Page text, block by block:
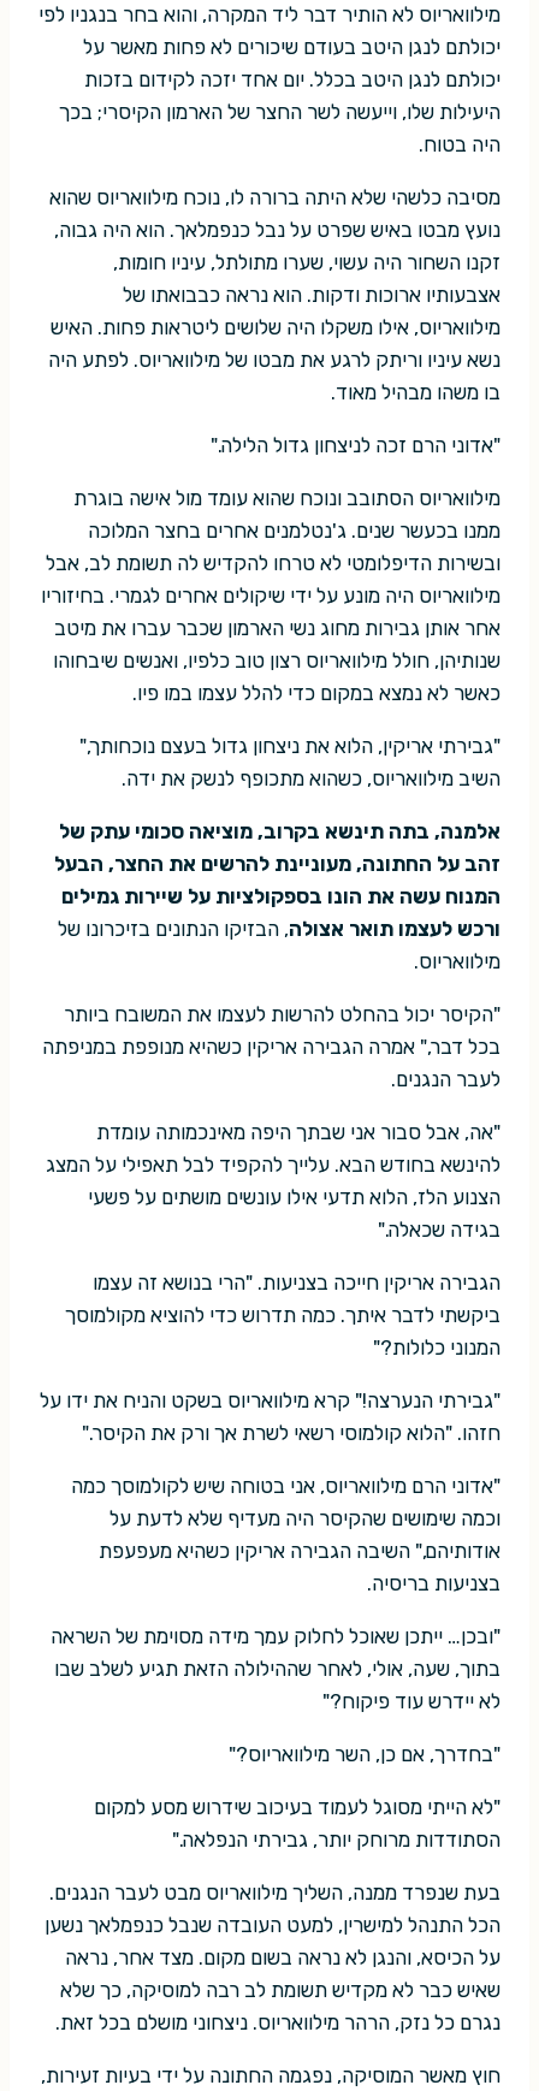
מילוואריוס לא הותיר דבר ליד המקרה, והוא בחר בנגניו לפי
יכולתם לנגן היטב בעודם שיכורים לא פחות מאשר על
יכולתם לנגן היטב בכלל. יום אחד יזכה לקידום בזכות
היעילות שלו, וייעשה לשר החצר של הארמון הקיסרי; בכך
היה בטוח.
מסיבה כלשהי שלא היתה ברורה לו, נוכח מילוואריוס שהוא
נועץ מבטו באיש שפרט על נבל כנפמלאך. הוא היה גבוה,
זקנו השחור היה עשוי, שערו מתולתל, עיניו חומות,
אצבעותיו ארוכות ודקות. הוא נראה כבבואתו של
מילוואריוס, אילו משקלו היה שלושים ליטראות פחות. האיש
נשא עיניו וריתק לרגע את מבטו של מילוואריוס. לפתע היה
בו משהו מבהיל מאוד.
"אדוני הרם זכה לניצחון גדול הלילה."
מילוואריוס הסתובב ונוכח שהוא עומד מול אישה בוגרת
ממנו בכעשר שנים. ג'נטלמנים אחרים בחצר המלוכה
ובשירות הדיפלומטי לא טרחו להקדיש לה תשומת לב, אבל
מילוואריוס היה מונע על ידי שיקולים אחרים לגמרי. בחיזוריו
אחר אותן גבירות מחוג נשי הארמון שכבר עברו את מיטב
שנותיהן, חולל מילוואריוס רצון טוב כלפיו, ואנשים שיבחוהו
כאשר לא נמצא במקום כדי להלל עצמו במו פיו.
"גבירתי אריקין, הלוא את ניצחון גדול בעצם נוכחותך,"
השיב מילוואריוס, כשהוא מתכופף לנשק את ידה.
אלמנה, בתה תינשא בקרוב, מוציאה סכומי עתק של
זהב על החתונה, מעוניינת להרשים את החצר, הבעל
המנוח עשה את הונו בספקולציות על שיירות גמילים
ורכש לעצמו תואר אצולה, הבזיקו הנתונים בזיכרונו של
מילוואריוס.
"הקיסר יכול בהחלט להרשות לעצמו את המשובח ביותר
בכל דבר," אמרה הגבירה אריקין כשהיא מנופפת במניפתה
לעבר הנגנים.
"אה, אבל סבור אני שבתך היפה מאינכמותה עומדת
להינשא בחודש הבא. עלייך להקפיד לבל תאפילי על המצג
הצנוע הלז, הלוא תדעי אילו עונשים מושתים על פשעי
בגידה שכאלה."
הגבירה אריקין חייכה בצניעות. "הרי בנושא זה עצמו
ביקשתי לדבר איתך. כמה תדרוש כדי להוציא מקולמוסך
המנוני כלולות?"
"גבירתי הנערצה!" קרא מילוואריוס בשקט והניח את ידו על
חזהו. "הלוא קולמוסי רשאי לשרת אך ורק את הקיסר."
"אדוני הרם מילוואריוס, אני בטוחה שיש לקולמוסך כמה
וכמה שימושים שהקיסר היה מעדיף שלא לדעת על
אודותיהם," השיבה הגבירה אריקין כשהיא מעפעפת
בצניעות בריסיה.
"ובכן… ייתכן שאוכל לחלוק עמך מידה מסוימת של השראה
בתוך, שעה, אולי, לאחר שההילולה הזאת תגיע לשלב שבו
לא יידרש עוד פיקוח?"
"בחדרך, אם כן, השר מילוואריוס?"
"לא הייתי מסוגל לעמוד בעיכוב שידרוש מסע למקום
הסתודדות מרוחק יותר, גבירתי הנפלאה."
בעת שנפרד ממנה, השליך מילוואריוס מבט לעבר הנגנים.
הכל התנהל למישרין, למעט העובדה שנבל כנפמלאך נשען
על הכיסא, והנגן לא נראה בשום מקום. מצד אחר, נראה
שאיש כבר לא מקדיש תשומת לב רבה למוסיקה, כך שלא
נגרם כל נזק, הרהר מילוואריוס. ניצחוני מושלם בכל זאת.
חוץ מאשר המוסיקה, נפגמה החתונה על ידי בעיות זעירות,